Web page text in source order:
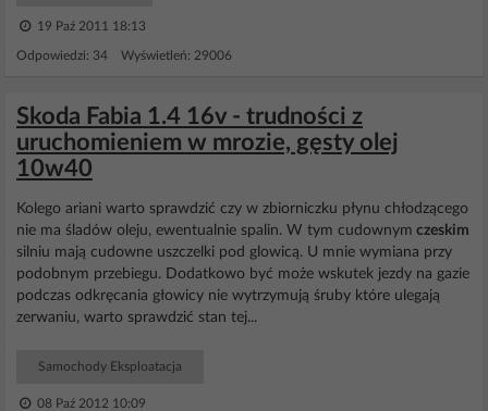
19 Paź 2011 18:13
Odpowiedzi: 34 Wyświetleń: 29006
Skoda Fabia 1.4 16v - trudności z
uruchomieniem w mrozie, gęsty olej
10w40
Kolego ariani warto sprawdzić czy w zbiorniczku płynu chłodzącego
nie ma śladów oleju, ewentualnie spalin. W tym cudownym czeskim
silniu mają cudowne uszczelki pod glowicą. U mnie wymiana przy
podobnym przebiegu. Dodatkowo być może wskutek jezdy na gazie
podczas odkręcania głowicy nie wytrzymują śruby które ulegają
zerwaniu, warto sprawdzić stan tej...
Samochody Eksploatacja
08 Paź 2012 10:09